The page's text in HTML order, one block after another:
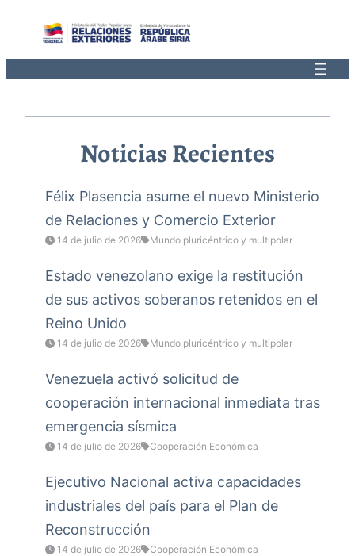
Noticias Recientes
Félix Plasencia asume el nuevo Ministerio
de Relaciones y Comercio Exterior
14 de julio de 2026 Mundo pluricéntrico y multipolar
Estado venezolano exige la restitución
de sus activos soberanos retenidos en el
Reino Unido
14 de julio de 2026 Mundo pluricéntrico y multipolar
Venezuela activó solicitud de
cooperación internacional inmediata tras
emergencia sísmica
14 de julio de 2026 Cooperación Económica
Ejecutivo Nacional activa capacidades
industriales del país para el Plan de
Reconstrucción
14 de julio de 2026 Cooperación Económica